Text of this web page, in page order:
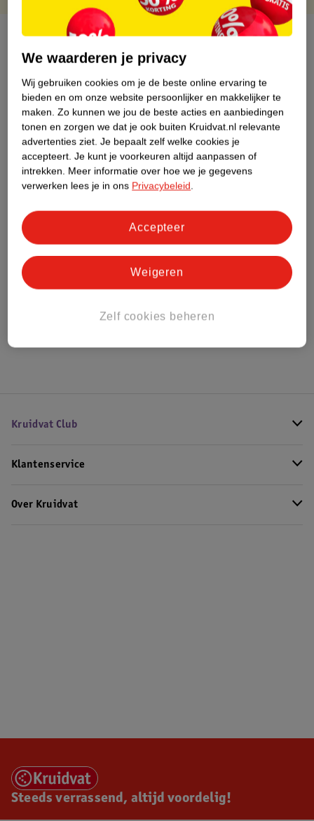
Over dit product
Productinformatie
Nature Impact Score
Dit product heeft (nog) geen Nature
Impact Score.
Meer informatie
Bestel & Bezorginformatie
Bekijk ook
Kruidvat Club
Klantenservice
Over Kruidvat
Steeds verrassend, altijd voordelig!
We waarderen je privacy
Wij gebruiken cookies om je de beste online ervaring te
bieden en om onze website persoonlijker en makkelijker te
maken. Zo kunnen we jou de beste acties en aanbiedingen
tonen en zorgen we dat je ook buiten Kruidvat.nl relevante
advertenties ziet. Je bepaalt zelf welke cookies je
accepteert. Je kunt je voorkeuren altijd aanpassen of
intrekken. Meer informatie over hoe we je gegevens
verwerken lees je in ons Privacybeleid.
Zelf cookies beheren
Weigeren
Accepteer